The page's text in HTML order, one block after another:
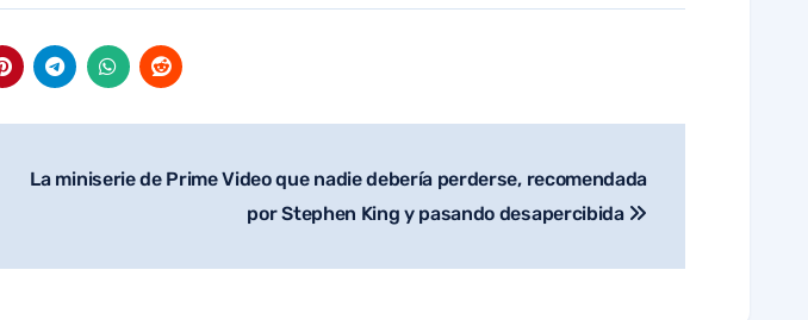
La miniserie de Prime Video que nadie debería perderse, recomendada
por Stephen King y pasando desapercibida